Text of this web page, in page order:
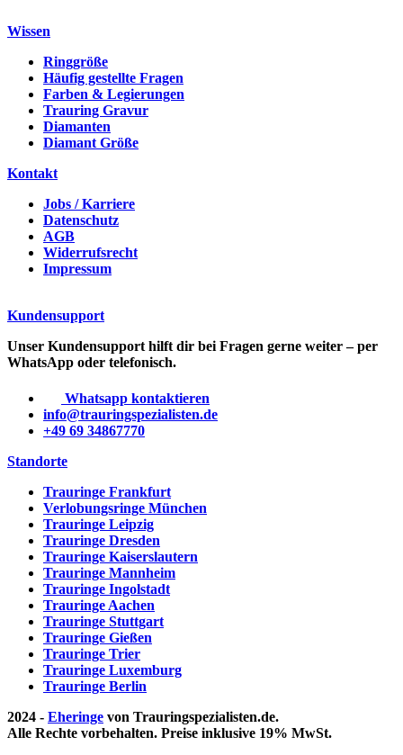
Wissen
Ringgröße
Häufig gestellte Fragen
Farben & Legierungen
Trauring Gravur
Diamanten
Diamant Größe
Kontakt
Jobs / Karriere
Datenschutz
AGB
Widerrufsrecht
Impressum
Kundensupport
Unser Kundensupport hilft dir bei Fragen gerne weiter – per
WhatsApp oder telefonisch.
Whatsapp kontaktieren
info@trauringspezialisten.de
+49 69 34867770
Standorte
Trauringe Frankfurt
Verlobungsringe München
Trauringe Leipzig
Trauringe Dresden
Trauringe Kaiserslautern
Trauringe Mannheim
Trauringe Ingolstadt
Trauringe Aachen
Trauringe Stuttgart
Trauringe Gießen
Trauringe Trier
Trauringe Luxemburg
Trauringe Berlin
2024 - Eheringe von Trauringspezialisten.de.
Alle Rechte vorbehalten. Preise inklusive 19% MwSt.